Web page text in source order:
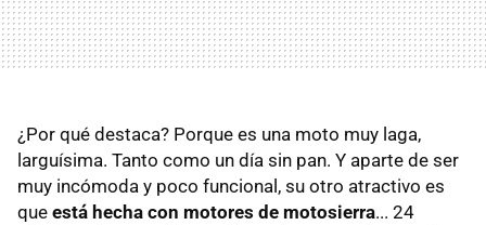
¿Por qué destaca? Porque es una moto muy laga,
larguísima. Tanto como un día sin pan. Y aparte de ser
muy incómoda y poco funcional, su otro atractivo es
que está hecha con motores de motosierra... 24